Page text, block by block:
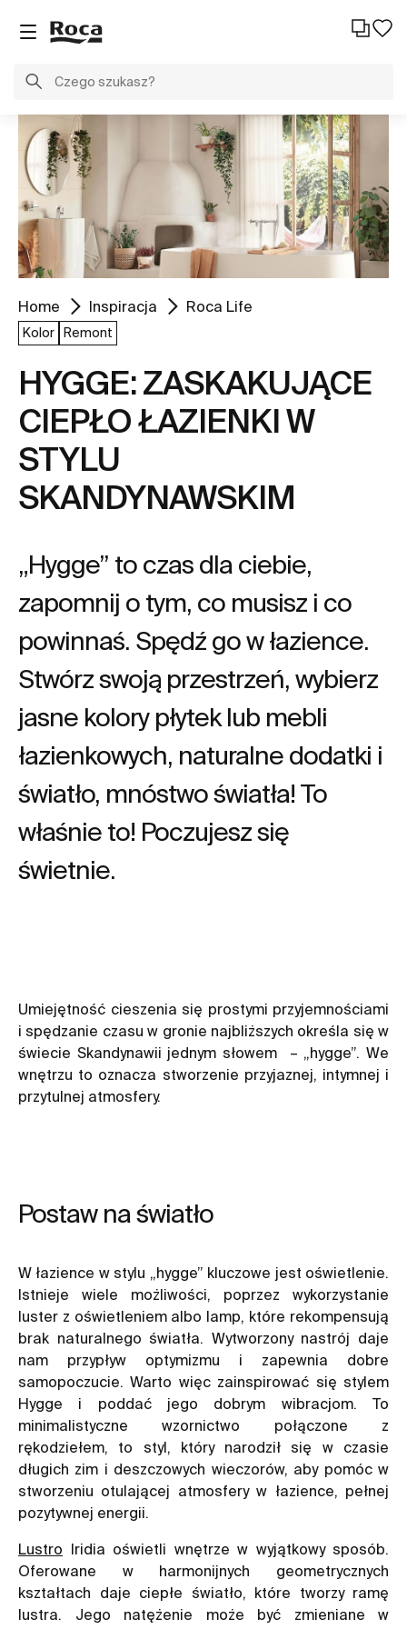
Home Inspiracja Roca Life
Kolor Remont
HYGGE: ZASKAKUJĄCE
CIEPŁO ŁAZIENKI W
STYLU
SKANDYNAWSKIM
„Hygge” to czas dla ciebie,
zapomnij o tym, co musisz i co
powinnaś. Spędź go w łazience.
Stwórz swoją przestrzeń, wybierz
jasne kolory płytek lub mebli
łazienkowych, naturalne dodatki i
światło, mnóstwo światła! To
właśnie to! Poczujesz się
świetnie.
Umiejętność cieszenia się prostymi przyjemnościami
i spędzanie czasu w gronie najbliższych określa się w
świecie Skandynawii jednym słowem – „hygge”. We
wnętrzu to oznacza stworzenie przyjaznej, intymnej i
przytulnej atmosfery.
Postaw na światło
W łazience w stylu „hygge” kluczowe jest oświetlenie.
Istnieje wiele możliwości, poprzez wykorzystanie
luster z oświetleniem albo lamp, które rekompensują
brak naturalnego światła. Wytworzony nastrój daje
nam przypływ optymizmu i zapewnia dobre
samopoczucie. Warto więc zainspirować się stylem
Hygge i poddać jego dobrym wibracjom. To
minimalistyczne wzornictwo połączone z
rękodziełem, to styl, który narodził się w czasie
długich zim i deszczowych wieczorów, aby pomóc w
stworzeniu otulającej atmosfery w łazience, pełnej
pozytywnej energii.
Lustro Iridia oświetli wnętrze w wyjątkowy sposób.
Oferowane w harmonijnych geometrycznych
kształtach daje ciepłe światło, które tworzy ramę
lustra. Jego natężenie może być zmieniane w